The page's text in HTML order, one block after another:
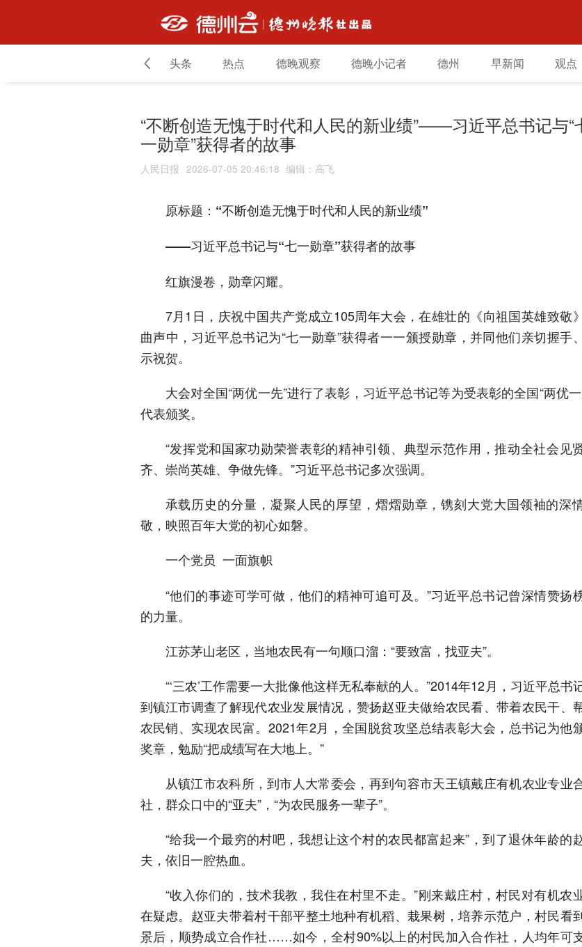
头条 热点 德晚观察 德晚小记者 德州 早新闻 观点
“不断创造无愧于时代和人民的新业绩”——习近平总书记与“
一勋章”获得者的故事
人民日报 2026-07-05 20:46:18 编辑 ： 高飞
原标题：“不断创造无愧于时代和人民的新业绩”
——习近平总书记与“七一勋章”获得者的故事
红旗漫卷，勋章闪耀。
7月1日，庆祝中国共产党成立105周年大会，在雄壮的《向祖国英雄致敬
曲声中，习近平总书记为“七一勋章”获得者一一颁授勋章，并同他们亲切握手
示祝贺。
大会对全国“两优一先”进行了表彰，习近平总书记等为受表彰的全国“两优
代表颁奖。
“发挥党和国家功勋荣誉表彰的精神引领、典型示范作用，推动全社会见
齐、崇尚英雄、争做先锋。”习近平总书记多次强调。
承载历史的分量，凝聚人民的厚望，熠熠勋章，镌刻大党大国领袖的深
敬，映照百年大党的初心如磐。
一个党员 一面旗帜
“他们的事迹可学可做，他们的精神可追可及。”习近平总书记曾深情赞扬
的力量。
江苏茅山老区，当地农民有一句顺口溜：“要致富，找亚夫”。
“‘三农’工作需要一大批像他这样无私奉献的人。”2014年12月，习近平总书
到镇江市调查了解现代农业发展情况，赞扬赵亚夫做给农民看、带着农民干、
农民销、实现农民富。2021年2月，全国脱贫攻坚总结表彰大会，总书记为他
奖章，勉励“把成绩写在大地上。”
从镇江市农科所，到市人大常委会，再到句容市天王镇戴庄有机农业专业
社，群众口中的“亚夫”，“为农民服务一辈子”。
“给我一个最穷的村吧，我想让这个村的农民都富起来”，到了退休年龄的
夫，依旧一腔热血。
“收入你们的，技术我教，我住在村里不走。”刚来戴庄村，村民对有机农
在疑虑。赵亚夫带着村干部平整土地种有机稻、栽果树，培养示范户，村民看
景后，顺势成立合作社……如今，全村90%以上的村民加入合作社，人均年可